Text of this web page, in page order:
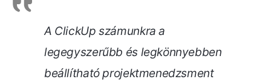
A ClickUp számunkra a
legegyszerűbb és legkönnyebben
beállítható projektmenedzsment